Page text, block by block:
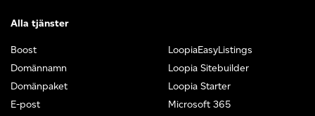
Alla tjänster
Boost
Domännamn
Domänpaket
E-post
LoopiaEasyListings
Loopia Sitebuilder
Loopia Starter
Microsoft 365